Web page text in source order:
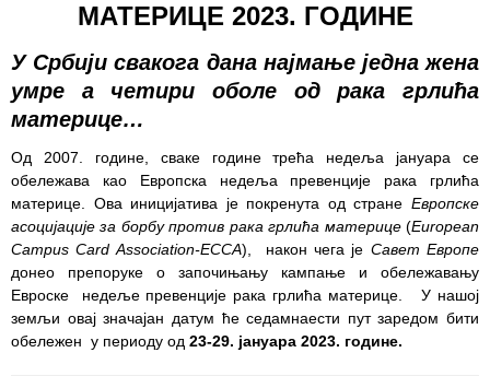
МАТЕРИЦЕ 2023. ГОДИНЕ
У Србији свакога дана најмање једна жена
умре а четири оболе од рака грлића
материце…
Од 2007. године, сваке године трећа недеља јануара се
обележава као Европска недеља превенције рака грлића
материце. Ова иницијатива је покренута од стране Европске
асоцијације за борбу против рака грлића материцe(European
Campus Card Association-ECCA), након чега је Савет Европе
донео препоруке о започињању кампање и обележавању
Евроске недеље превенције рака грлића материце. У нашој
земљи овај значајан датум ће седамнаести пут заредом бити
обележен у периоду од 23-29. јануара 2023. године.
стоматолошке
здравствене
заштите
Служба за
специјалистичко
консултативну
делатност
Служба за
унапређење
и очување
здравља